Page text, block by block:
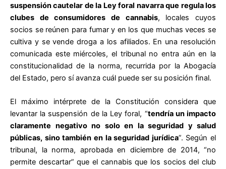
suspensión cautelar de la Ley foral navarra que regula los
clubes de consumidores de cannabis, locales cuyos
socios se reúnen para fumar y en los que muchas veces se
cultiva y se vende droga a los afiliados. En una resolución
comunicada este miércoles, el tribunal no entra aún en la
constitucionalidad de la norma, recurrida por la Abogacía
del Estado, pero sí avanza cuál puede ser su posición final.
El máximo intérprete de la Constitución considera que
levantar la suspensión de la Ley foral, “tendría un impacto
claramente negativo no solo en la seguridad y salud
públicas, sino también en la seguridad jurídica”. Según el
tribunal, la norma, aprobada en diciembre de 2014, “no
permite descartar” que el cannabis que los socios del club